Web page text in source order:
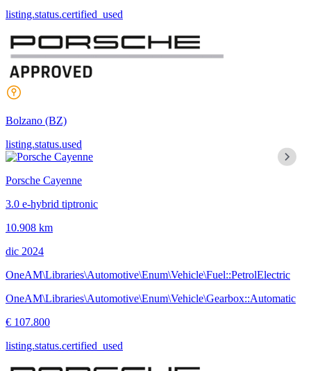
listing.status.certified_used
Bolzano (BZ)
listing.status.used
Porsche Cayenne
3.0 e-hybrid tiptronic
10.908 km
dic 2024
OneAM\Libraries\Automotive\Enum\Vehicle\Fuel::PetrolElectric
OneAM\Libraries\Automotive\Enum\Vehicle\Gearbox::Automatic
€ 107.800
listing.status.certified_used